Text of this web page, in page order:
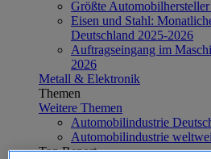
Größte
Eisen und Stahl:
Deutschland 2025-2026
Auftragseingang im
2026
Metall & Elektronik
Themen
Weitere Themen
Automobilindustrie
Automobilindustrie
Top Report